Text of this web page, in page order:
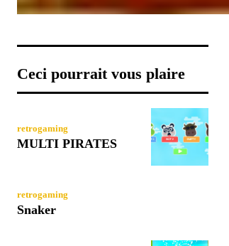
Ceci pourrait vous plaire
retrogaming
MULTI PIRATES
retrogaming
Snaker